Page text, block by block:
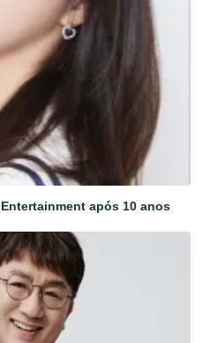
após 10 anos